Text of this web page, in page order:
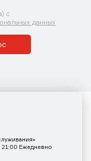
с
данных
21:00 Ежедневно